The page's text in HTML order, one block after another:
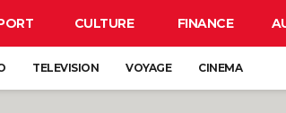
CULTURE FINANCE
TELEVISION VOYAGE CINEMA